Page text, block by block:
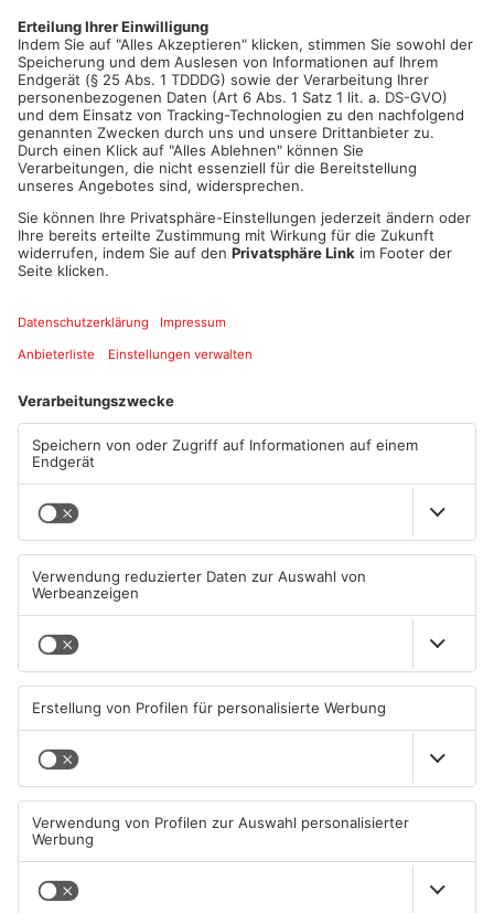
Gutachter soll den genauen Ablauf des Unglücks
rekonstruieren. Der Fahrer des Traktors steht unter Verdacht
der fahrlässigen Tötung. Die Polizei hat die Ermittlungen
aufgenommen und prüft weiterhin alle möglichen Umstände
des Unfalls.
Artikel teilen
Mehr aus Main-
Kinzig-Kreis
Mann schießt in Neuberg mit
Schreckschusswaffe auf
KINZIG-KREIS
Schwerer Unfall zwischen
Langenselbolder Dreieck und
KINZIG-KREIS